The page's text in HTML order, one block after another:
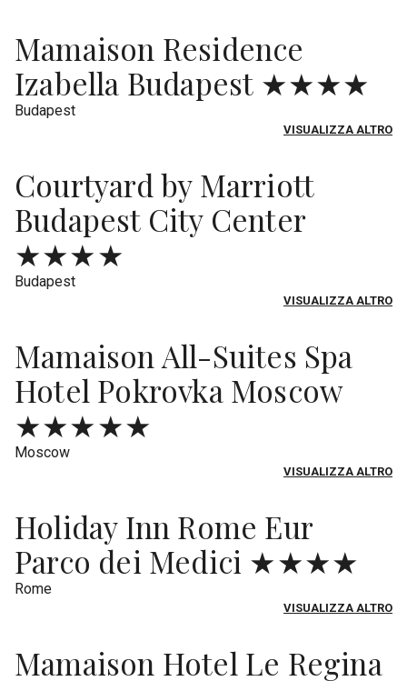
Mamaison Residence
Izabella Budapest ★★★★
Budapest
VISUALIZZA ALTRO
Courtyard by Marriott
Budapest City Center
★★★★
Budapest
VISUALIZZA ALTRO
Mamaison All-Suites Spa
Hotel Pokrovka Moscow
★★★★★
Moscow
VISUALIZZA ALTRO
Holiday Inn Rome Eur
Parco dei Medici ★★★★
Rome
VISUALIZZA ALTRO
Mamaison Hotel Le Regina